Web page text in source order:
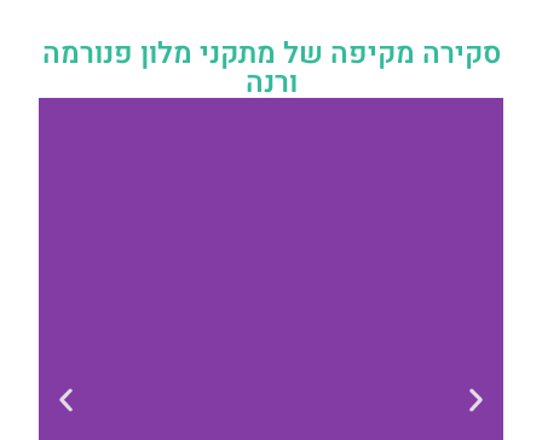
סקירה מקיפה של מתקני מלון פנורמה
ורנה